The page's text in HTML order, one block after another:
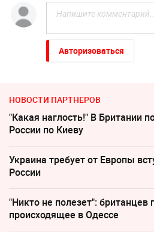
Авторизоваться
НОВОСТИ ПАРТНЕРОВ
"Какая наглость!" В Британии
России по Киеву
Украина требует от Европы
России
"Никто не полезет": британцев
происходящее в Одессе